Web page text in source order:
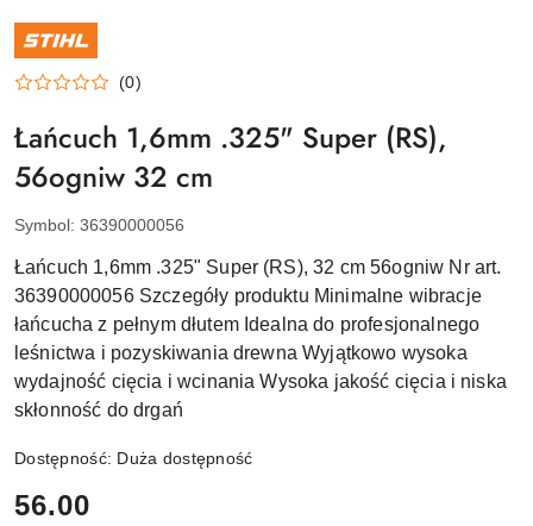
NAZWA
PRODUCENTA:
STIHL
(0)
Łańcuch 1,6mm .325" Super (RS),
56ogniw 32 cm
Symbol: 36390000056
Łańcuch 1,6mm .325" Super (RS), 32 cm 56ogniw Nr art.
36390000056 Szczegóły produktu Minimalne wibracje
łańcucha z pełnym dłutem Idealna do profesjonalnego
leśnictwa i pozyskiwania drewna Wyjątkowo wysoka
wydajność cięcia i wcinania Wysoka jakość cięcia i niska
skłonność do drgań
Dostępność: Duża dostępność
cena:
56.00